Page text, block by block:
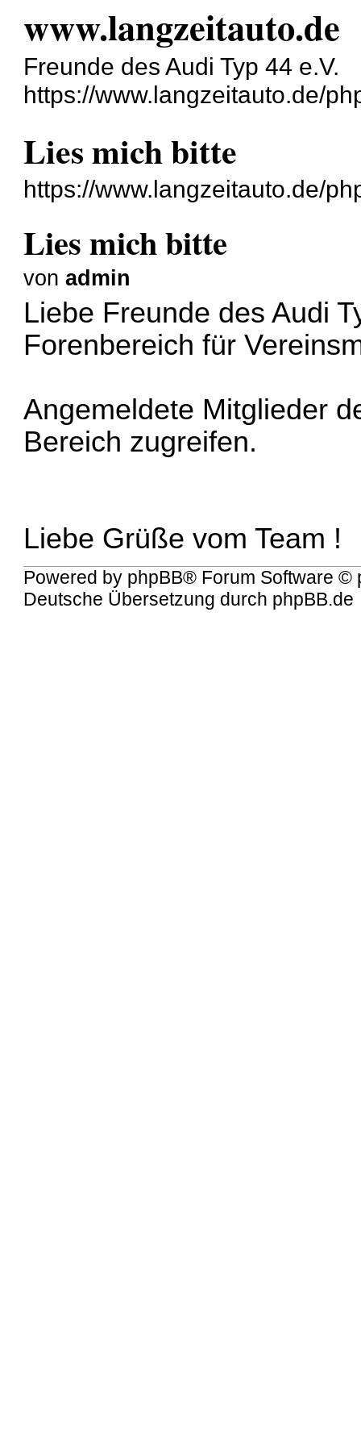
www.langzeitauto.de
Freunde des Audi Typ 44 e.V.
https://www.langzeitauto.de/
Lies mich bitte
https://www.langzeitauto.de/
Lies mich bitte
vonadmin
Liebe Freunde des Audi
Forenbereich für
Angemeldete Mitglieder
Bereich zugreifen.
Liebe Grüße vom Team !
Powered by phpBB® Forum Software ©
Deutsche Übersetzung durch phpBB.de